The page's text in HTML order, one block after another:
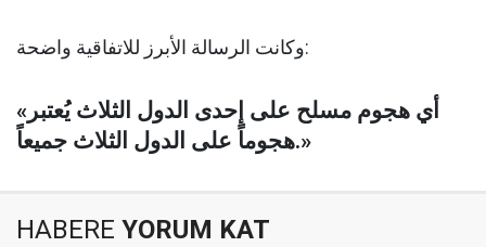
وكانت الرسالة الأبرز للاتفاقية واضحة:
«أي هجوم مسلح على إحدى الدول الثلاث يُعتبر
هجوماً على الدول الثلاث جميعاً.»
HABERE YORUM KAT